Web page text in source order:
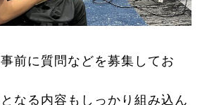
前に質問などを募集してお
なる内容もしっかり組み込ん